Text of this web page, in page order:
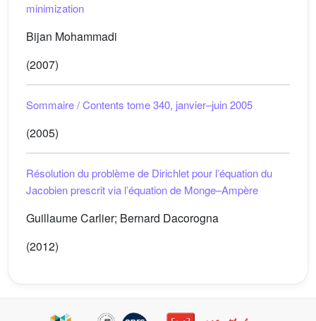
minimization
Bijan Mohammadi
(2007)
Sommaire / Contents tome 340, janvier–juin 2005
(2005)
Résolution du problème de Dirichlet pour lʼéquation du
Jacobien prescrit via lʼéquation de Monge–Ampère
Guillaume Carlier; Bernard Dacorogna
(2012)